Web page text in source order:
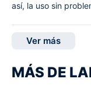
así, la uso sin
Ver más
MÁS DE